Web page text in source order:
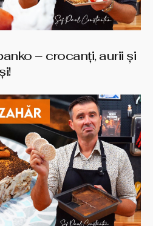
– crocanți, aurii și